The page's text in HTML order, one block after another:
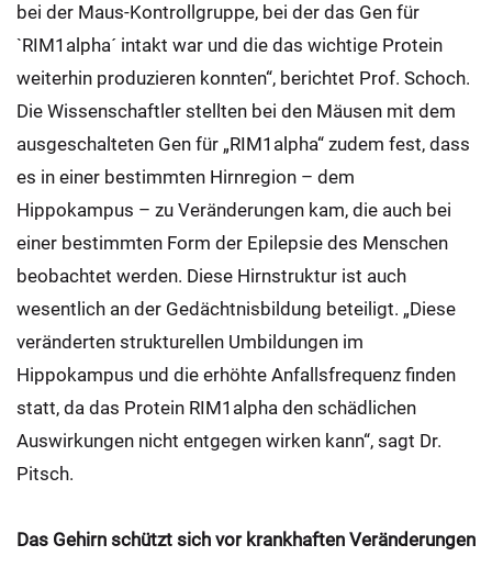
bei der Maus-Kontrollgruppe, bei der das Gen für
`RIM1alpha´ intakt war und die das wichtige Protein
weiterhin produzieren konnten“, berichtet Prof. Schoch.
Die Wissenschaftler stellten bei den Mäusen mit dem
ausgeschalteten Gen für „RIM1alpha“ zudem fest, dass
es in einer bestimmten Hirnregion – dem
Hippokampus – zu Veränderungen kam, die auch bei
einer bestimmten Form der Epilepsie des Menschen
beobachtet werden. Diese Hirnstruktur ist auch
wesentlich an der Gedächtnisbildung beteiligt. „Diese
veränderten strukturellen Umbildungen im
Hippokampus und die erhöhte Anfallsfrequenz finden
statt, da das Protein RIM1alpha den schädlichen
Auswirkungen nicht entgegen wirken kann“, sagt Dr.
Pitsch.
Das Gehirn schützt sich vor krankhaften Veränderungen